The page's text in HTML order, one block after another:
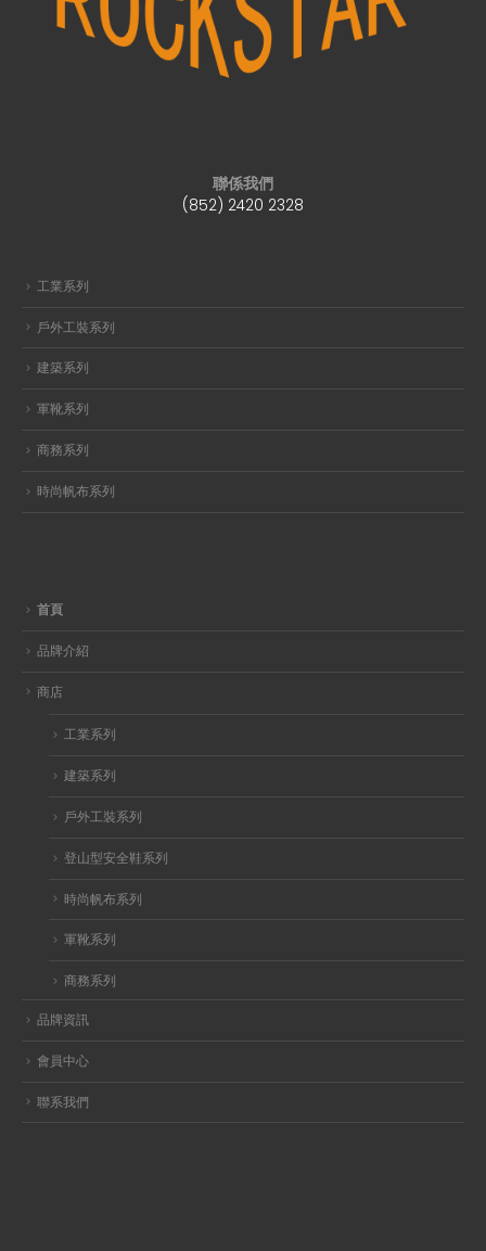
聯係我們
(852) 2420 2328
工業系列
戶外工裝系列
建築系列
軍靴系列
商務系列
時尚帆布系列
首頁
品牌介紹
商店
工業系列
建築系列
戶外工裝系列
登山型安全鞋系列
時尚帆布系列
軍靴系列
商務系列
品牌資訊
會員中心
聯系我們